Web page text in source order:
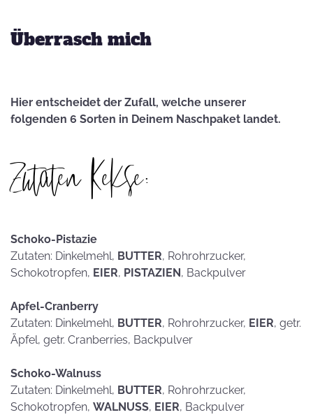
Überrasch mich
Hier entscheidet der Zufall, welche unserer
folgenden 6 Sorten in Deinem Naschpaket landet.
Zutaten Kekse:
Schoko-Pistazie
Zutaten: Dinkelmehl, BUTTER, Rohrohrzucker,
Schokotropfen, EIER, PISTAZIEN, Backpulver
Apfel-Cranberry
Zutaten: Dinkelmehl, BUTTER, Rohrohrzucker, EIER, getr.
Äpfel, getr. Cranberries, Backpulver
Schoko-Walnuss
Zutaten: Dinkelmehl, BUTTER, Rohrohrzucker,
Schokotropfen, WALNUSS, EIER, Backpulver